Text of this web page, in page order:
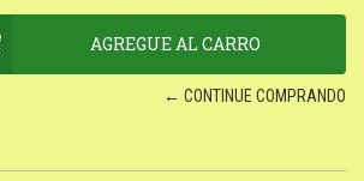
← CONTINUE COMPRANDO